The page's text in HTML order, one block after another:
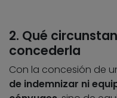
2. Qué
concederla
Con la concesión de
de indemnizar ni